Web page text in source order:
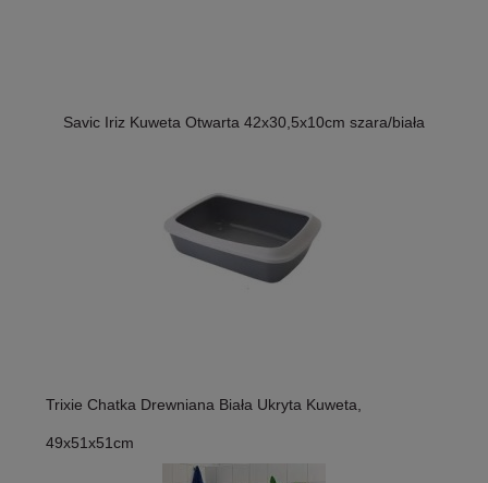
Savic Iriz Kuweta Otwarta 42x30,5x10cm szara/biała
Trixie Chatka Drewniana Biała Ukryta Kuweta,
49x51x51cm